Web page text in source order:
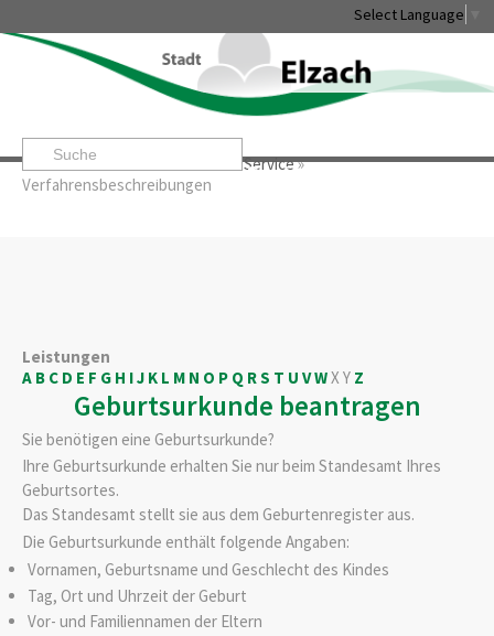
Select Language
Startseite» »Service»
Verfahrensbeschreibungen
Leben & Erleben Rathaus & Service
Leistungen
A B C D E F G H IJ K L M N O P Q RS T U VWXY Z
Geburtsurkunde beantragen
Sie benötigen eine Geburtsurkunde?
Ihre Geburtsurkunde erhalten Sie nur beim Standesamt Ihres
Geburtsortes.
Das Standesamt stellt sie aus dem Geburtenregister aus.
Die Geburtsurkunde enthält folgende Angaben:
Vornamen, Geburtsname und Geschlecht des Kindes
Tag, Ort und Uhrzeit der Geburt
Vor- und Familiennamen der Eltern